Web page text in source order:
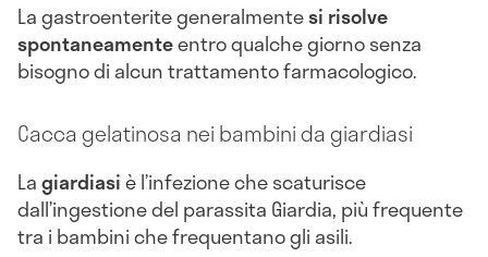
La gastroenterite generalmentesi risolve
spontaneamenteentro qualche giorno senza
bisogno di alcun trattamento farmacologico.
Cacca gelatinosa nei bambini da giardiasi
Lagiardiasiè l’infezione che scaturisce
dall’ingestione del parassita Giardia, più frequente
tra i bambini che frequentano gli asili.